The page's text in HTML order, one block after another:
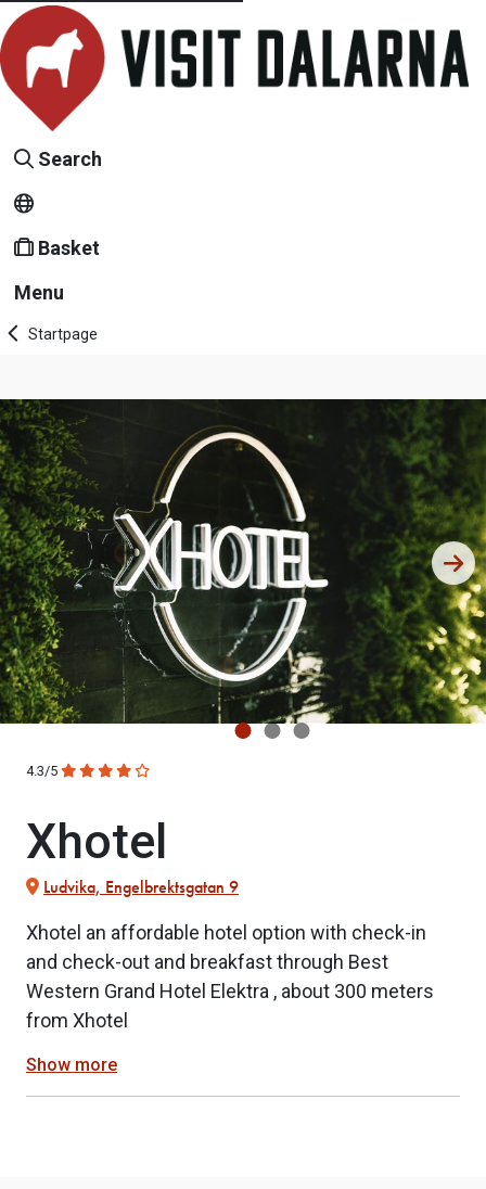
Search
Basket
Menu
Startpage
4.3/5
Xhotel
Ludvika, Engelbrektsgatan 9
Xhotel an affordable hotel option with check-in
and check-out and breakfast through Best
Western Grand Hotel Elektra , about 300 meters
from Xhotel
Show more